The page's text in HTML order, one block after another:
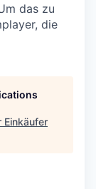
das zu
die
Einkäufer